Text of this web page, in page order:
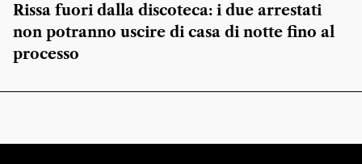
Rissa fuori dalla discoteca: i due arrestati
non potranno uscire di casa di notte fino al
processo